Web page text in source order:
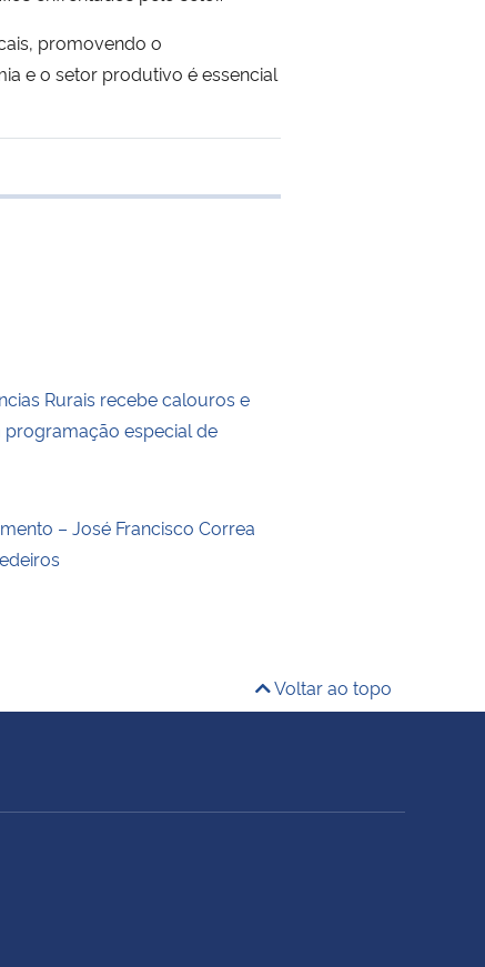
promovendo o
e o setor produtivo é essencial
Rurais recebe calouros e
especial de
– José Francisco Correa
Voltar ao topo